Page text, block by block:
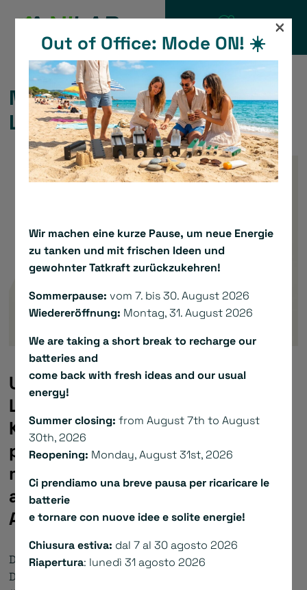
springen
KATALOG
Miniaturisierte
Linearmotoren
Unsere miniaturisierten
Linearmotoren stellen eine
Komplettlösung für die
pharmazeutische und die
medizinische Industrie und für
automatische Maschinen im
Allgemeinen dar.
Die Standardserie NL punktet mit ihrem kompakten
Design, mit Flanschabmessungen beginnend bei
Out of Office: Mode ON! ☀️
Wir machen eine kurze Pause, um neue Energie
zu tanken und mit frischen Ideen und
gewohnter Tatkraft zurückzukehren!
Sommerpause: vom 7. bis 30. August 2026
Wiedereröffnung: Montag, 31. August 2026
We are taking a short break to recharge our
batteries and
come back with fresh ideas and our usual
energy!
Summer closing: from August 7th to August
30th, 2026
Reopening: Monday, August 31st, 2026
Ci prendiamo una breve pausa per ricaricare le
batterie
e tornare con nuove idee e solite energie!
Chiusura estiva: dal 7 al 30 agosto 2026
Riapertura: lunedì 31 agosto 2026
×